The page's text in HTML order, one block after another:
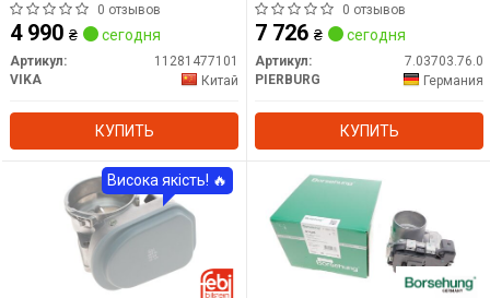
0 отзывов
4 990 ₴ сегодня
Артикул:
11281477101
VIKA
Китай
КУПИТЬ
0 отзывов
7 726 ₴ сегодня
Артикул:
7.03703.76.0
PIERBURG
Германия
КУПИТЬ
Висока якість! 🔥